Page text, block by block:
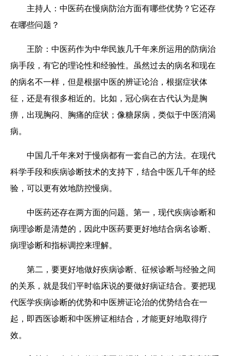
主持人：中医药在慢病防治方面有哪些优势？它还存
在哪些问题？
王阶： 中医药作为中华民族几千年来所运用的防病治
病手段，有它的理论性和经验性。虽然过去的病名和现在
的病名不一样，但是根据中医的辨证论治，根据症状体
征，还是有很多相近的。比如，冠心病在古代认为是胸
痹，出现胸闷、胸痛的症状；像糖尿病，类似于中医消渴
病。
中国几千年来对于慢病都有一套自己的方法。在现代
科学手段和疾病诊断技术的支持下，结合中医几千年的经
验，可以更有效地防控慢病。
中医药还存在两方面的问题。第一，现代疾病诊断和
病理诊断是清楚的，因此中医药要更好地结合病名诊断、
病理诊断和指标调控来理解。
第二，要更好地做好疾病诊断、征候诊断与经验之间
的关系，就是我们平时临床说的要做好病证结合。要把现
代医学疾病诊断的优势和中医辨证论治的优势结合在一
起，即西医诊断和中医辨证相结合，才能更好地取得疗
效。